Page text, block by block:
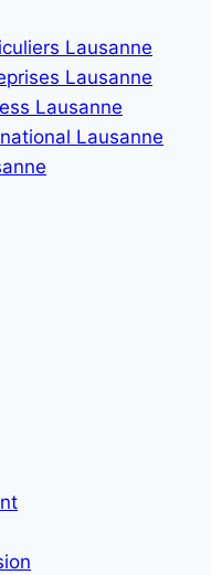
Lausanne
Lausanne
Lausanne
Lausanne